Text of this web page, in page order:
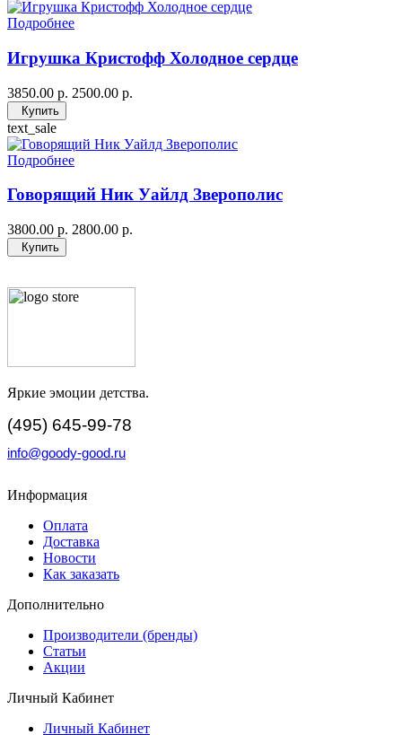
Подробнее
Игрушка Кристофф Холодное сердце
3850.00 р. 2500.00 р.
Купить
text_sale
Подробнее
Говорящий Ник Уайлд Зверополис
3800.00 р. 2800.00 р.
Купить
Яркие эмоции детства.
(495) 645-99-78
info@goody-good.ru
Информация
Оплата
Доставка
Новости
Как заказать
Дополнительно
Производители (бренды)
Статьи
Акции
Личный Кабинет
Личный Кабинет